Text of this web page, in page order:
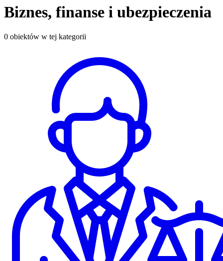
Biznes, finanse i ubezpieczenia
0 obiektów w tej kategorii